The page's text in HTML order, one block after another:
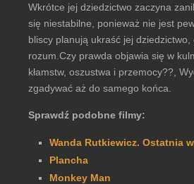
Wkrótce jej dziedzictwo zaczyna
się niestabilne, ponieważ nie jest
bliscy planują ukraść jej dziedzictwo,
rozum.Czy prawda objawia się w
kłamstw, oszustwa i przemocy??,
zgadywać aż do samego końca.
Sprawdź podobne filmy:
Wanda Rutkiewicz. Ostatnia
Plancha
Monkey Man